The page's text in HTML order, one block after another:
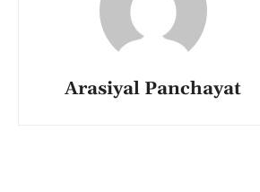
Arasiyal Panchayat